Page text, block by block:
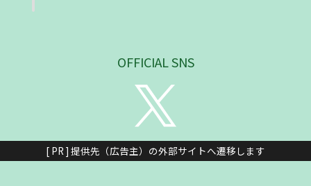
OFFICIAL SNS
[ PR ] 提供先（広告主）の外部サイトへ遷移します